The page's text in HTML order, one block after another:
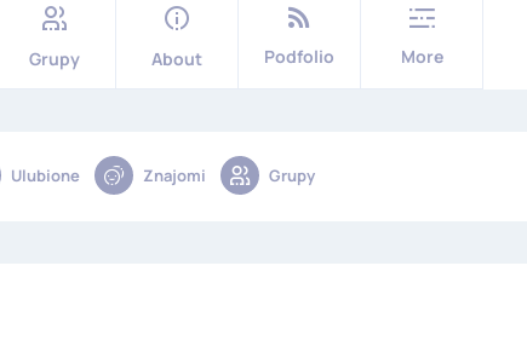
Grupy About Podfolio More
Ulubione Znajomi Grupy